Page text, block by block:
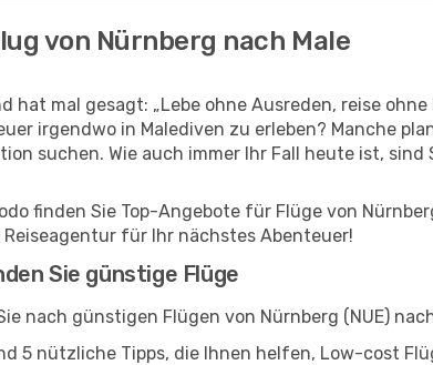
von Nürnberg nach Male
hat mal gesagt: „Lebe ohne Ausreden, reise
irgendwo in Malediven zu erleben? Manche
suchen. Wie auch immer Ihr Fall heute ist,
finden Sie Top-Angebote für Flüge von
Reiseagentur für Ihr nächstes Abenteuer!
Sie günstige Flüge
nach günstigen Flügen von Nürnberg (NUE)
5 nützliche Tipps, die Ihnen helfen, Low-cost